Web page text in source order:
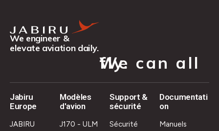
We engineer &
elevate aviation daily.
We can all fly.
Jabiru
Europe
JABIRU
Modèles
d'avion
J170 - ULM
Support &
sécurité
Sécurité
Documentati
on
Manuels